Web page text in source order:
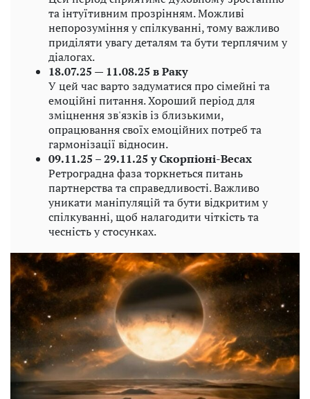
та інтуїтивним прозрінням. Можливі
непорозуміння у спілкуванні, тому важливо
приділяти увагу деталям та бути терплячим у
діалогах.
18.07.25 — 11.08.25 в Раку
У цей час варто задуматися про сімейні та
емоційні питання. Хороший період для
зміцнення зв'язків із близькими,
опрацювання своїх емоційних потреб та
гармонізації відносин.
09.11.25 – 29.11.25 у Скорпіоні-Весах
Ретроградна фаза торкнеться питань
партнерства та справедливості. Важливо
уникати маніпуляцій та бути відкритим у
спілкуванні, щоб налагодити чіткість та
чесність у стосунках.